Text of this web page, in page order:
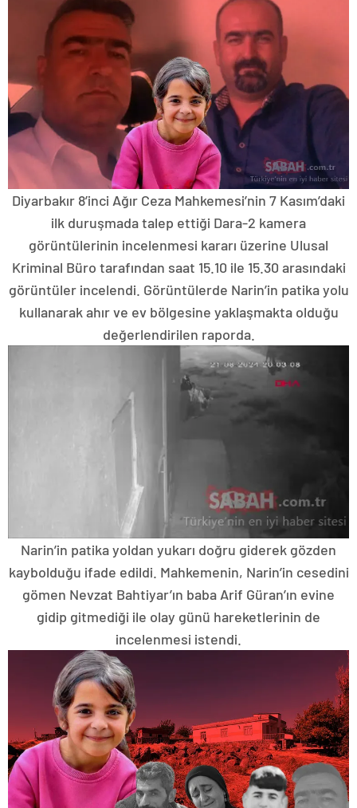
Diyarbakır 8’inci Ağır Ceza Mahkemesi’nin 7 Kasım’daki
ilk duruşmada talep ettiği Dara-2 kamera
görüntülerinin incelenmesi kararı üzerine Ulusal
Kriminal Büro tarafından saat 15.10 ile 15.30 arasındaki
görüntüler incelendi. Görüntülerde Narin’in patika yolu
kullanarak ahır ve ev bölgesine yaklaşmakta olduğu
değerlendirilen raporda.
Narin’in patika yoldan yukarı doğru giderek gözden
kaybolduğu ifade edildi. Mahkemenin, Narin’in cesedini
gömen Nevzat Bahtiyar’ın baba Arif Güran’ın evine
gidip gitmediği ile olay günü hareketlerinin de
incelenmesi istendi.